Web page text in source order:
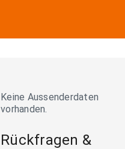
Keine Aussenderdaten
vorhanden.
Rückfragen &